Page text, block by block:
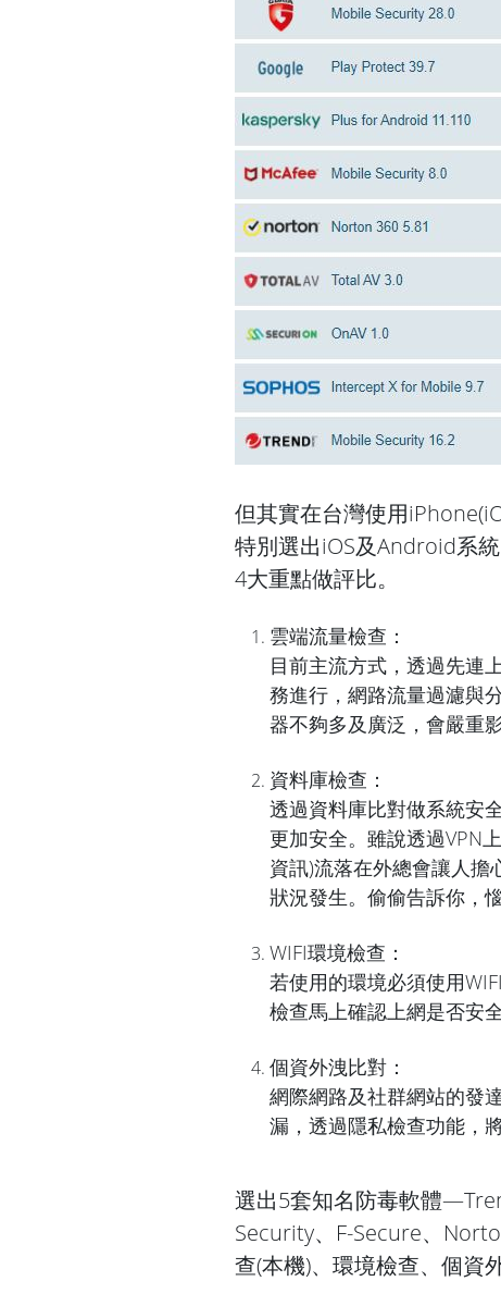
但其實在台灣使用
特別選出iOS及Android系
4大重點做評比。
雲端流量檢查：
目前主流方式，透過先連
務進行，網路流量過濾與
器不夠多及廣泛，會嚴重
資料庫檢查：
透過資料庫比對做系統安
更加安全。雖說透過VPN
資訊)流落在外總會讓人
狀況發生。偷偷告訴你，
WIFI環境檢查：
若使用的環境必須使用
檢查馬上確認上網是否安全
個資外洩比對：
網際網路及社群網站的發
漏，透過隱私檢查功能，
選出5套知名防毒軟體
Security、F-Secure、
查(本機)、環境檢查、個資